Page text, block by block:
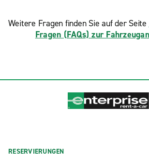
Weitere Fragen finden Sie auf der Seite
Fragen (FAQs) zur
RESERVIERUNGEN